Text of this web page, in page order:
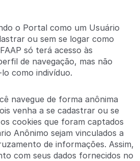
o Portal como um Usuário
ou sem se logar como
só terá acesso às
de navegação, mas não
como indivíduo.
navegue de forma anônima
venha a se cadastrar ou se
cookies que foram captados
Anônimo sejam vinculados a
de informações. Assim,
com seus dados fornecidos no